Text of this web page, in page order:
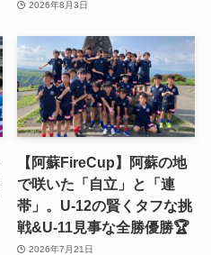
2026年8月3日
【阿蘇FireCup】阿蘇の地
で咲いた「自立」と「連
帯」。U-12の賢くタフな挑
戦&U-11見事な全勝優勝🏆
2026年7月21日